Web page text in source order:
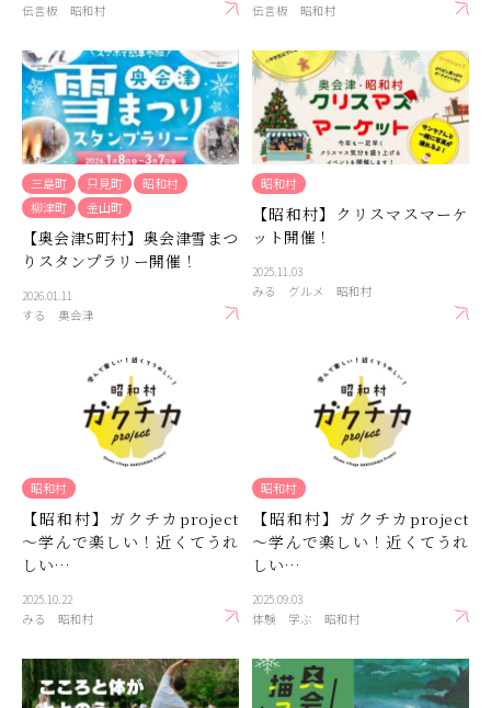
伝言板
昭和村
伝言板
昭和村
三島町 只見町
昭和村
柳津町
金山町
【奥会津5町村】奥会津雪まつ
りスタンプラリー開催！
2026.01.11
する
奥会津
昭和村
【昭和村】クリスマスマーケ
ット開催！
2025.11.03
みる
グルメ 昭和村
昭和村
【昭和村】ガクチカproject
～学んで楽しい！近くてうれ
しい…
2025.10.22
みる
昭和村
昭和村
【昭和村】ガクチカproject
～学んで楽しい！近くてうれ
しい…
2025.09.03
体験
学ぶ 昭和村